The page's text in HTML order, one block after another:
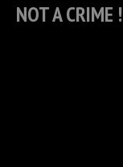
NOT A CRIME !